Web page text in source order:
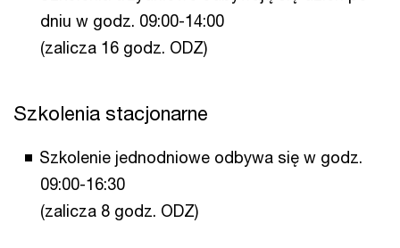
dniu w godz. 09:00-14:00
(zalicza 16 godz. ODZ)
Szkolenia stacjonarne
Szkolenie jednodniowe odbywa się w godz.
09:00-16:30
(zalicza 8 godz. ODZ)